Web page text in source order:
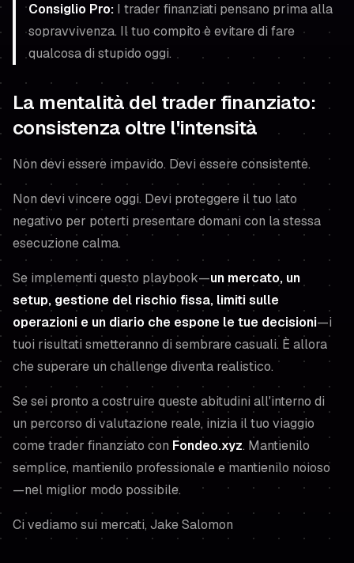
Consiglio Pro: I trader finanziati pensano prima alla
sopravvivenza. Il tuo compito è evitare di fare
qualcosa di stupido oggi.
La mentalità del trader finanziato:
consistenza oltre l'intensità
Non devi essere impavido. Devi essere consistente.
Non devi vincere oggi. Devi proteggere il tuo lato
negativo per poterti presentare domani con la stessa
esecuzione calma.
Se implementi questo playbook—un mercato, un
setup, gestione del rischio fissa, limiti sulle
operazioni e un diario che espone le tue decisioni—i
tuoi risultati smetteranno di sembrare casuali. È allora
che superare un challenge diventa realistico.
Se sei pronto a costruire queste abitudini all'interno di
un percorso di valutazione reale, inizia il tuo viaggio
come trader finanziato con Fondeo.xyz. Mantienilo
semplice, mantienilo professionale e mantienilo noioso
—nel miglior modo possibile.
Ci vediamo sui mercati, Jake Salomon